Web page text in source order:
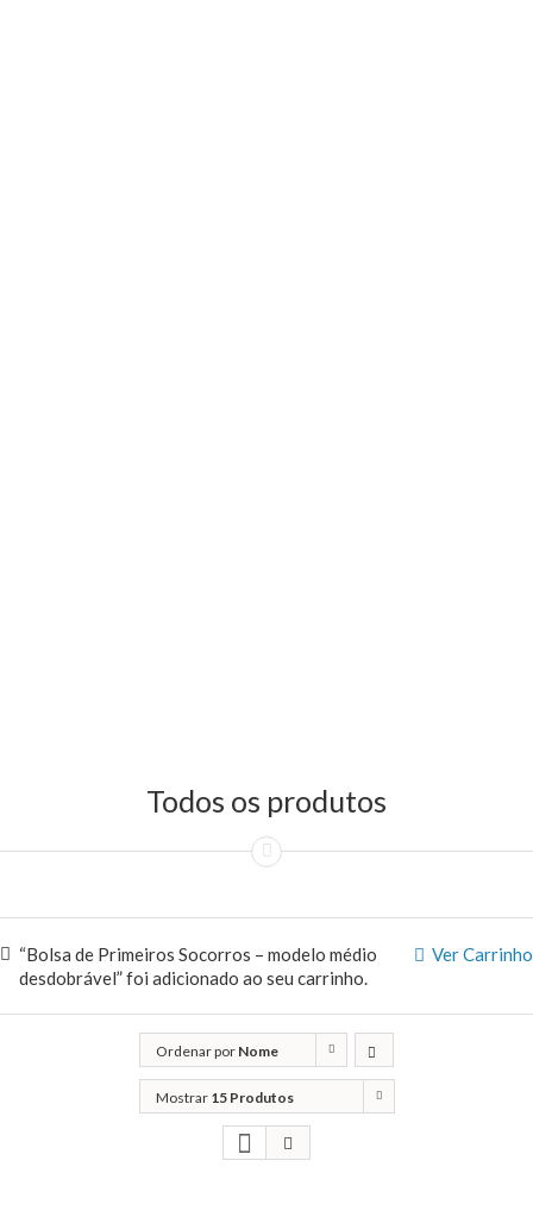
Todos os produtos
Ver Carrinho
“Bolsa de Primeiros Socorros – modelo médio
desdobrável” foi adicionado ao seu carrinho.
Ordenar por Nome
Mostrar 15 Produtos